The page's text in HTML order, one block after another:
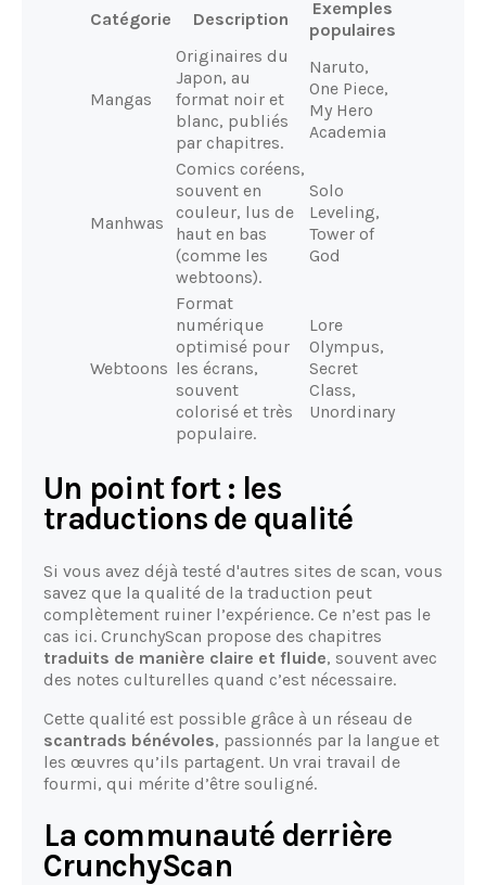
Catégorie Description
Exemples
populaires
Mangas
Originaires du
Japon, au
format noir et
blanc, publiés
par chapitres.
Naruto,
One Piece,
My Hero
Academia
Manhwas
Comics coréens,
souvent en
couleur, lus de
haut en bas
(comme les
webtoons).
Solo
Leveling,
Tower of
God
Webtoons
Format
numérique
optimisé pour
les écrans,
souvent
colorisé et très
populaire.
Lore
Olympus,
Secret
Class,
Unordinary
Un point fort : les
traductions de qualité
Si vous avez déjà testé d'autres sites de scan, vous
savez que la qualité de la traduction peut
complètement ruiner l’expérience. Ce n’est pas le
cas ici. CrunchyScan propose des chapitres
traduits de manière claire et fluide, souvent avec
des notes culturelles quand c’est nécessaire.
Cette qualité est possible grâce à un réseau de
scantrads bénévoles, passionnés par la langue et
les œuvres qu’ils partagent. Un vrai travail de
fourmi, qui mérite d’être souligné.
La communauté derrière
CrunchyScan